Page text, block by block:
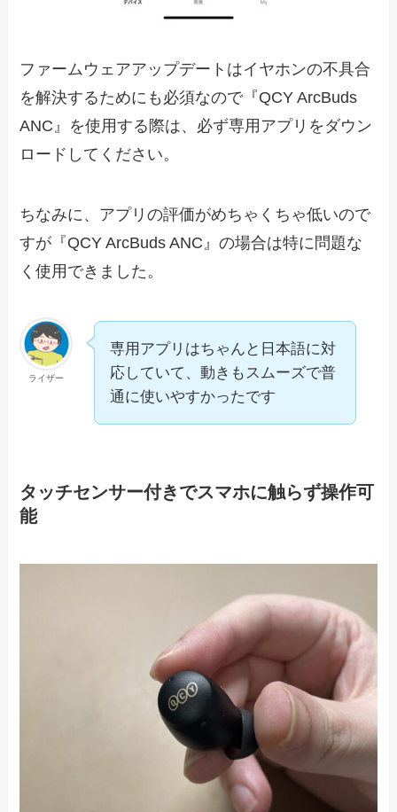
ファームウェアアップデートはイヤホンの不具合
を解決するためにも必須なので『QCY ArcBuds
ANC』を使用する際は、必ず専用アプリをダウン
ロードしてください。
ちなみに、アプリの評価がめちゃくちゃ低いので
すが『QCY ArcBuds ANC』の場合は特に問題な
く使用できました。
ライザー
専用アプリはちゃんと日本語に対
応していて、動きもスムーズで普
通に使いやすかったです
タッチセンサー付きでスマホに触らず操作可
能